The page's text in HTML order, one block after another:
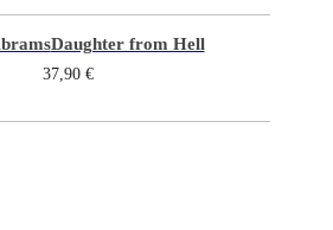
Daughter from Hell
37,90 €